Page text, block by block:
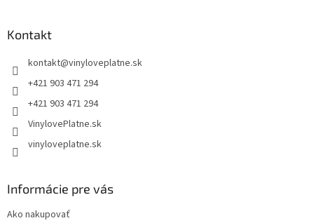
Kontakt
kontakt@vinyloveplatne.sk
+421 903 471 294
+421 903 471 294
VinylovePlatne.sk
vinyloveplatne.sk
Informácie pre vás
Ako nakupovať